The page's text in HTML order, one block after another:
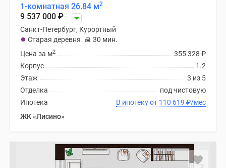
1-комнатная 26.84 м2
9 537 000 ₽
Санкт-Петербург, Курортный
Старая деревня
30 мин.
355 328 ₽
Цена за м2
1.2
Корпус
3 из 5
Этаж
под чистовую
Отделка
В ипотеку от 110 619 ₽/мес
Ипотека
ЖК «Лисино»